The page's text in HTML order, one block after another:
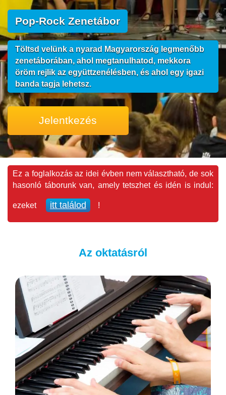
Pop-Rock Zenetábor
Töltsd velünk a nyarad Magyarország legmenőbb
zenetáborában, ahol megtanulhatod, mekkora
öröm rejlik az együttzenélésben, és ahol egy igazi
banda tagja lehetsz.
Jelentkezés
Ez a foglalkozás az idei évben nem választható, de sok
hasonló táborunk van, amely tetszhet és idén is indul:
ezeket itt találod !
Az oktatásról